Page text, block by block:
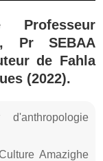
Professeur
Pr SEBAA
de Fahla
(2022).
Amazighe